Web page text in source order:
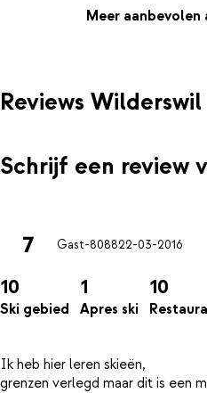
Meer
Reviews Wilderswil
Schrijf een review
7 Gast-808822-03-2016
10
Ski gebied
1
Apres ski
10
Ik heb hier leren skieën,
grenzen verlegd maar dit is een